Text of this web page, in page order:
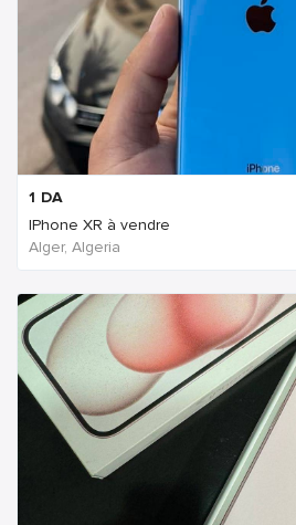
1 DA
IPhone XR à vendre
Alger, Algeria